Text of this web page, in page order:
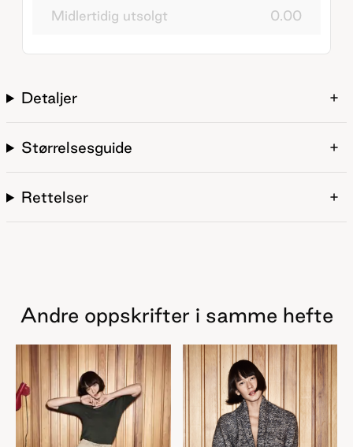
Midlertidig utsolgt 0.00
Detaljer
Størrelsesguide
Rettelser
Andre oppskrifter i samme hefte